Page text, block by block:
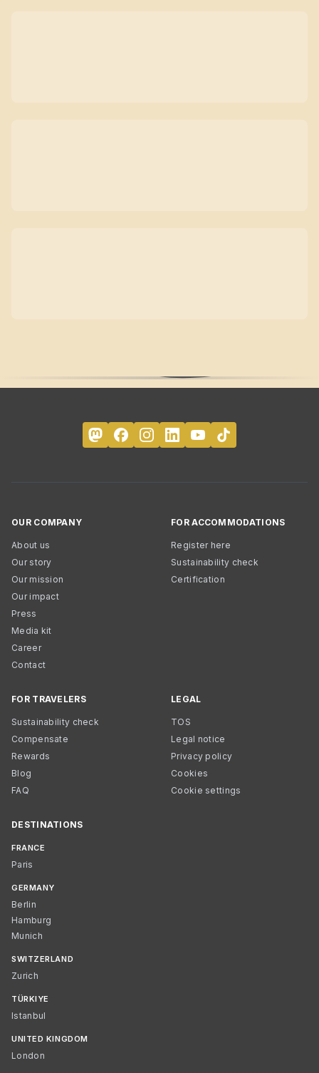
OUR COMPANY
About us
Our story
Our mission
Our impact
Press
Media kit
Career
Contact
FOR ACCOMMODATIONS
Register here
Sustainability check
Certification
FOR TRAVELERS
Sustainability check
Compensate
Rewards
Blog
FAQ
LEGAL
TOS
Legal notice
Privacy policy
Cookies
Cookie settings
DESTINATIONS
FRANCE
Paris
GERMANY
Berlin
Hamburg
Munich
SWITZERLAND
Zurich
TÜRKIYE
Istanbul
UNITED KINGDOM
London